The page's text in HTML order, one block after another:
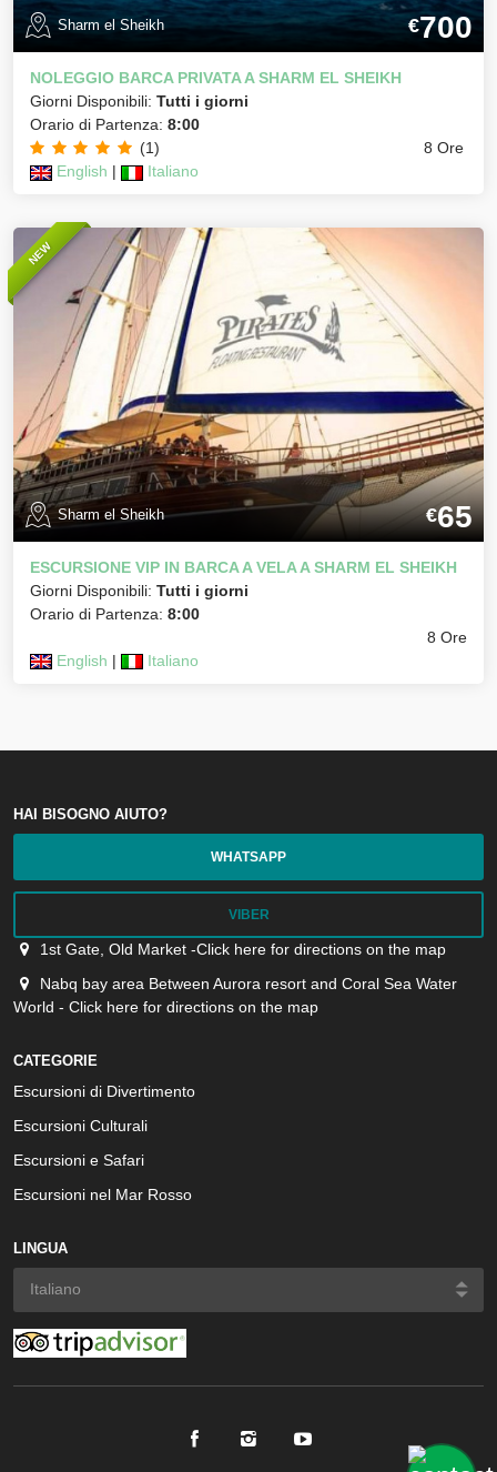
Sharm el Sheikh €700
NOLEGGIO BARCA PRIVATA A SHARM EL SHEIKH
Giorni Disponibili: Tutti i giorni
Orario di Partenza: 8:00
(1)
8 Ore
English | Italiano
NEW
Sharm el Sheikh €65
ESCURSIONE VIP IN BARCA A VELA A SHARM EL SHEIKH
Giorni Disponibili: Tutti i giorni
Orario di Partenza: 8:00
8 Ore
English | Italiano
HAI BISOGNO AIUTO?
WHATSAPP
VIBER
1st Gate, Old Market -Click here for directions on the map
Nabq bay area Between Aurora resort and Coral Sea Water
World - Click here for directions on the map
CATEGORIE
Escursioni di Divertimento
Escursioni Culturali
Escursioni e Safari
Escursioni nel Mar Rosso
LINGUA